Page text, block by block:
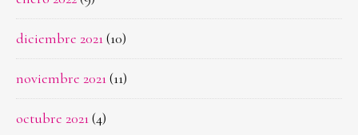
diciembre 2021(10)
noviembre 2021(11)
octubre 2021(4)